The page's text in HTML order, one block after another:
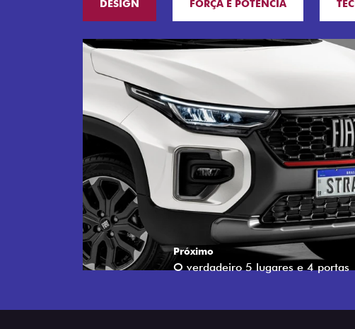
DESIGN FORÇA E POTÊNCIA
Próximo
Espaço e conforto